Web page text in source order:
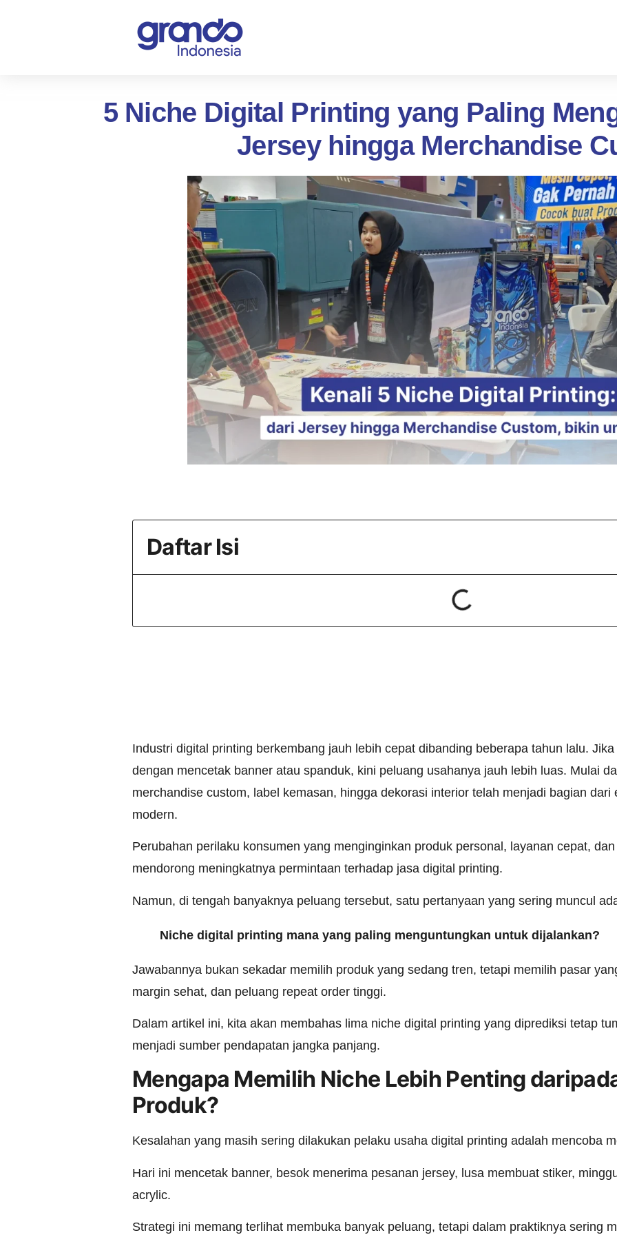
5 Niche Digital Printing yang Paling
Jersey hingga Merchandise
Daftar Isi
Industri digital printing berkembang jauh lebih cepat dibanding beberapa tahun lalu.
dengan mencetak banner atau spanduk, kini peluang usahanya jauh lebih luas. Mulai
merchandise custom, label kemasan, hingga dekorasi interior telah menjadi bagian dari
modern.
Perubahan perilaku konsumen yang menginginkan produk personal, layanan cepat,
mendorong meningkatnya permintaan terhadap jasa digital printing.
Namun, di tengah banyaknya peluang tersebut, satu pertanyaan yang sering muncul
Niche digital printing mana yang paling menguntungkan untuk dijalankan?
Jawabannya bukan sekadar memilih produk yang sedang tren, tetapi memilih pasar
margin sehat, dan peluang repeat order tinggi.
Dalam artikel ini, kita akan membahas lima niche digital printing yang diprediksi tetap
menjadi sumber pendapatan jangka panjang.
Mengapa Memilih Niche Lebih Penting
Produk?
Kesalahan yang masih sering dilakukan pelaku usaha digital printing adalah mencoba
Hari ini mencetak banner, besok menerima pesanan jersey, lusa membuat stiker,
acrylic.
Strategi ini memang terlihat membuka banyak peluang, tetapi dalam praktiknya sering